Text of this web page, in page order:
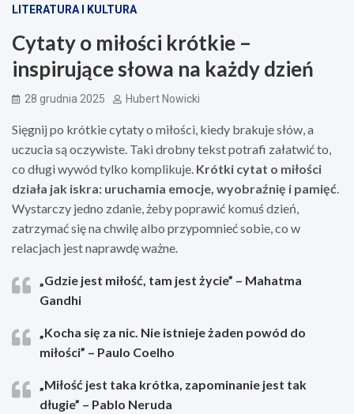
LITERATURA I KULTURA
Cytaty o miłości krótkie –
inspirujące słowa na każdy dzień
28 grudnia 2025 Hubert Nowicki
Sięgnij po krótkie cytaty o miłości, kiedy brakuje słów, a
uczucia są oczywiste. Taki drobny tekst potrafi załatwić to,
co długi wywód tylko komplikuje. Krótki cytat o miłości
działa jak iskra: uruchamia emocje, wyobraźnię i pamięć
Wystarczy jedno zdanie, żeby poprawić komuś dzień,
zatrzymać się na chwilę albo przypomnieć sobie, co w
relacjach jest naprawdę ważne.
„Gdzie jest miłość, tam jest życie” – Mahatma
Gandhi
„Kocha się za nic. Nie istnieje żaden powód do
miłości” – Paulo Coelho
„Miłość jest taka krótka, zapominanie jest tak
długie” – Pablo Neruda